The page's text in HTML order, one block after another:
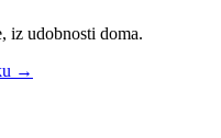
iz udobnosti doma.
→